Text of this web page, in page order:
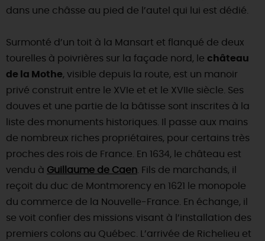
CETTE SEMAINE
TOUT L'AGENDA
dans une châsse au pied de l’autel qui lui est dédié.
Surmonté d’un toit à la Mansart et flanqué de deux
tourelles à poivrières sur la façade nord, le château
de la Mothe, visible depuis la route, est un manoir
privé construit entre le XVIe et et le XVIIe siècle. Ses
douves et une partie de la bâtisse sont inscrites à la
liste des monuments historiques. Il passe aux mains
de nombreux riches propriétaires, pour certains très
proches des rois de France. En 1634, le château est
vendu à Guillaume de Caen . Fils de marchands, il
reçoit du duc de Montmorency en 1621 le monopole
du commerce de la Nouvelle-France. En échange, il
se voit confier des missions visant à l’installation des
premiers colons au Québec. L’arrivée de Richelieu et